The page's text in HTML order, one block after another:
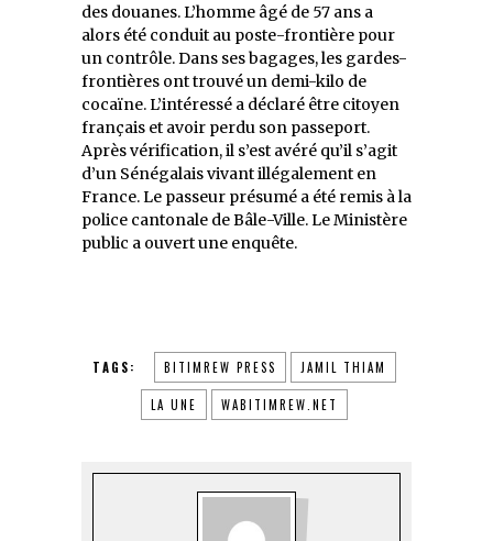
des douanes. L’homme âgé de 57 ans a
alors été conduit au poste-frontière pour
un contrôle. Dans ses bagages, les gardes-
frontières ont trouvé un demi-kilo de
cocaïne. L’intéressé a déclaré être citoyen
français et avoir perdu son passeport.
Après vérification, il s’est avéré qu’il s’agit
d’un Sénégalais vivant illégalement en
France. Le passeur présumé a été remis à la
police cantonale de Bâle-Ville. Le Ministère
public a ouvert une enquête.
TAGS: BITIMREW PRESS JAMIL THIAM
LA UNE WABITIMREW.NET